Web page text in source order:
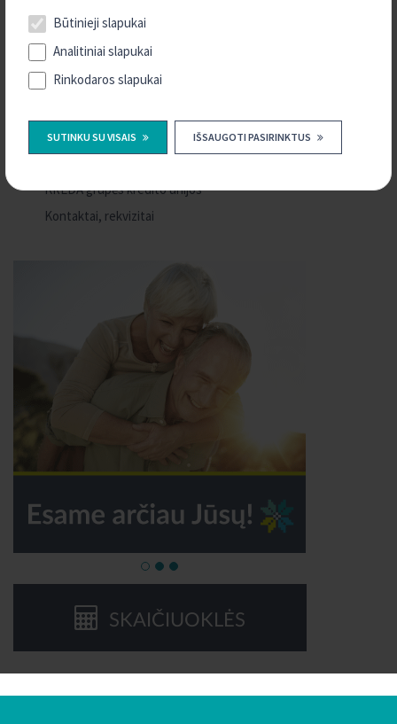
Būtinieji slapukai
Analitiniai slapukai
Rinkodaros slapukai
SUTINKU SU VISAIS IŠSAUGOTI PASIRINKTUS
Finansinės ataskaitos
Informacija indėlininkui apie indėlių draudimą
Jei pažeidė jūsų teises
Sunkumai grąžinant paskolą
KREDA grupės kredito unijos
Kontaktai, rekvizitai
SKAIČIUOKLĖS